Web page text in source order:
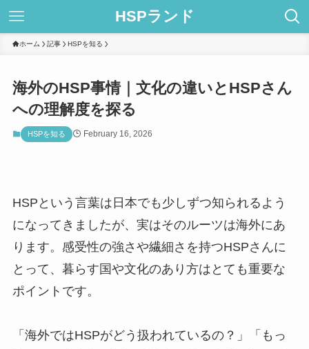
HSPランド
ホーム 記事 HSPを知る
海外のHSP事情｜文化の違いとHSPさん
への理解度を探る
HSPを知る February 16, 2026
HSPという言葉は日本でも少しずつ知られるよう
になってきましたが、実はそのルーツは海外にあ
ります。感受性の強さや繊細さを持つHSPさんに
とって、暮らす国や文化のあり方はとても重要な
ポイントです。
「海外ではHSPがどう扱われているの？」「もっ